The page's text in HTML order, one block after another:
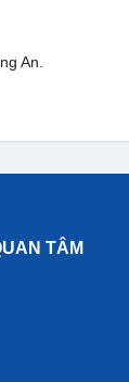
An.
TÂM